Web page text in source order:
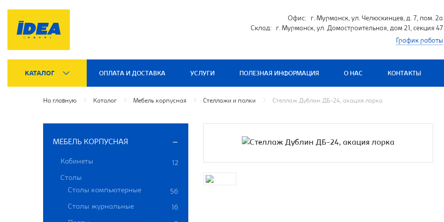
Офис: г. Мурманск, ул. Челюскинцев, д. 7, пом. 2а
Склад: г. Мурманск, ул. Домостроительная, дом 21, секция 47
График работы
КАТАЛОГ ОПЛАТА И ДОСТАВКА УСЛУГИ ПОЛЕЗНАЯ ИНФОРМАЦИЯ О НАС КОНТАКТЫ
На главную Каталог Мебель корпусная Стеллажи и полки Стеллаж Дублин ДБ-24, акация лорка
МЕБЕЛЬ КОРПУСНАЯ
Кабинеты
12
Столы
Столы компьютерные
56
Столы журнальные
16